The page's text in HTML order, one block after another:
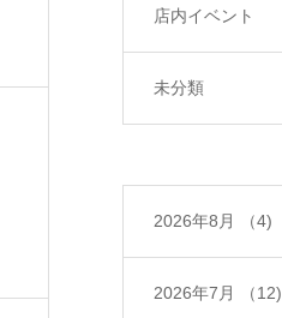
店内イベント
未分類
2026年8月 （4)
2026年7月 （12)